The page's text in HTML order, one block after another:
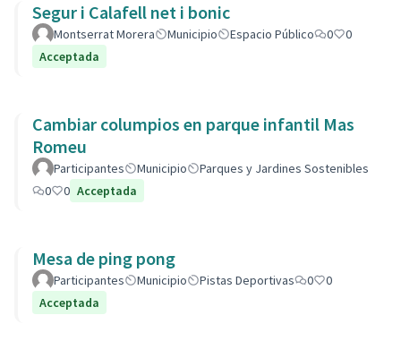
Segur i Calafell net i bonic
Montserrat Morera Municipio Espacio Público 0
0
Acceptada
Cambiar columpios en parque infantil Mas
Romeu
Participantes Municipio
Parques y Jardines Sostenibles
0
0 Acceptada
Mesa de ping pong
Participantes Municipio Pistas Deportivas 0
0
Acceptada